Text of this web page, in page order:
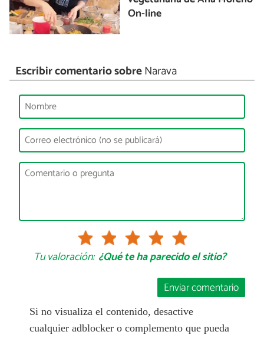
On-line
Escribir comentario sobreNarava
Tu valoración: ¿Qué te ha parecido el sitio?
Enviar comentario
Si no visualiza el contenido, desactive
cualquier adblocker o complemento que pueda